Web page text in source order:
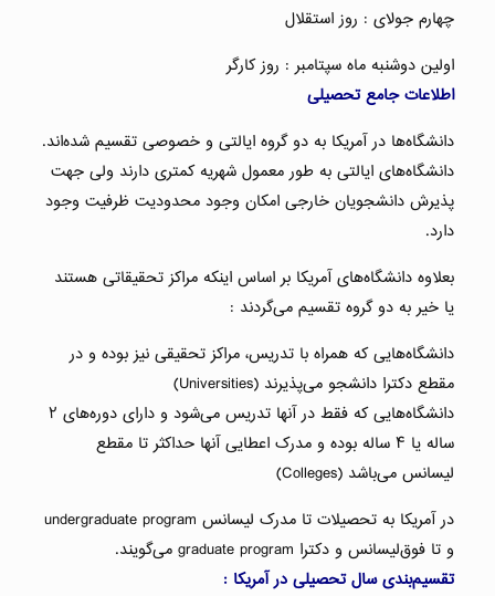
چهارم جولای : روز استقلال
اولین دوشنبه ماه سپتامبر : روز کارگر
اطلاعات جامع تحصیلی
دانشگاه‌ها در آمریکا به دو گروه ایالتی و خصوصی تقسیم شده‌اند.
دانشگاه‌های ایالتی به طور معمول شهریه کمتری دارند ولی جهت
پذیرش دانشجویان خارجی امکان وجود محدودیت ظرفیت وجود
دارد.
بعلاوه دانشگاه‌های آمریکا بر اساس اینکه مراکز تحقیقاتی هستند
یا خیر به دو گروه تقسیم می‌گردند :
دانشگاه‌هایی که همراه با تدریس، مراکز تحقیقی نیز بوده و در
مقطع دکترا دانشجو می‌پذیرند (Universities)
دانشگاه‌هایی که فقط در آنها تدریس می‌شود و دارای دوره‌های ۲
ساله یا ۴ ساله بوده و مدرک اعطایی آنها حداکثر تا مقطع
لیسانس می‌باشد (Colleges)
در آمریکا به تحصیلات تا مدرک لیسانس undergraduate program
و تا فوق‌لیسانس و دکترا graduate program می‌گویند.
تقسیم‌بندی سال تحصیلی در آمریکا :